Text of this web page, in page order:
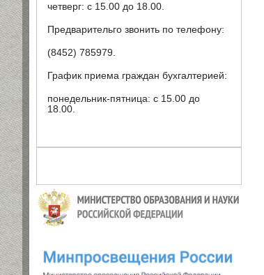
четверг: с 15.00 до 18.00.
Предварительго звонить по телефону:
(8452) 785979.
График приема граждан бухгалтерией:
понедельник-пятница: с 15.00 до
18.00.